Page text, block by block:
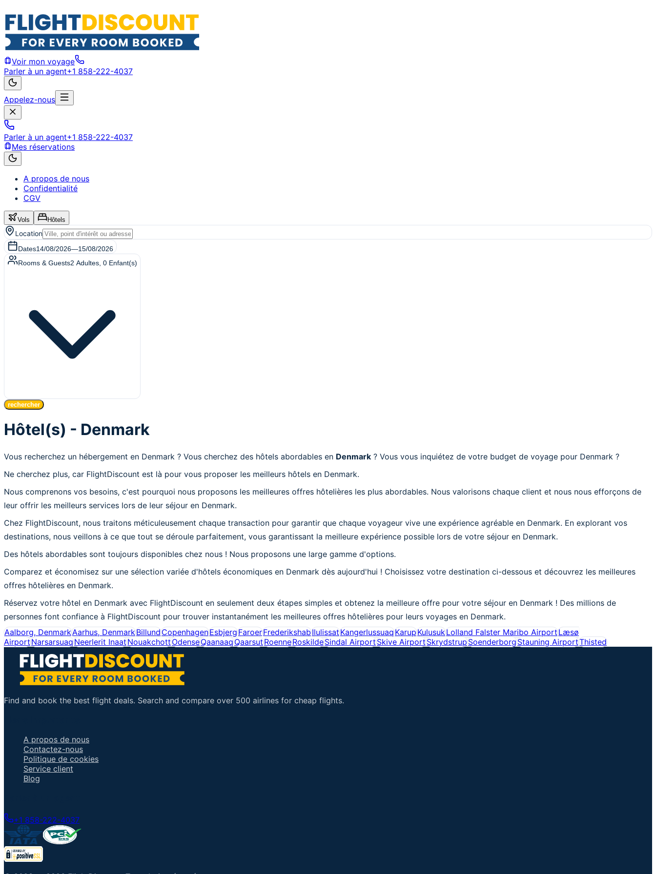
Voir mon voyage
Parler à un agent+1 858-222-4037
Appelez-nous
Parler à un agent+1 858-222-4037
Mes réservations
A propos de nous
Confidentialité
CGV
Vols Hôtels
Location
Dates14/08/2026—15/08/2026
Rooms & Guests2 Adultes 0 Enfant(s)
rechercher
Hôtel(s) - Denmark
Vous recherchez un hébergement en Denmark ? Vous cherchez des hôtels abordables en Denmark ? Vous vous inquiétez de votre budget de voyage pour Denmark ?
Ne cherchez plus, car FlightDiscount est là pour vous proposer les meilleurs hôtels en Denmark.
Nous comprenons vos besoins, c'est pourquoi nous proposons les meilleures offres hôtelières les plus abordables. Nous valorisons chaque client et nous nous efforçons de
leur offrir les meilleurs services lors de leur séjour en Denmark.
Chez FlightDiscount, nous traitons méticuleusement chaque transaction pour garantir que chaque voyageur vive une expérience agréable en Denmark. En explorant vos
destinations, nous veillons à ce que tout se déroule parfaitement, vous garantissant la meilleure expérience possible lors de votre séjour en Denmark.
Des hôtels abordables sont toujours disponibles chez nous ! Nous proposons une large gamme d'options.
Comparez et économisez sur une sélection variée d'hôtels économiques en Denmark dès aujourd'hui ! Choisissez votre destination ci-dessous et découvrez les meilleures
offres hôtelières en Denmark.
Réservez votre hôtel en Denmark avec FlightDiscount en seulement deux étapes simples et obtenez la meilleure offre pour votre séjour en Denmark ! Des millions de
personnes font confiance à FlightDiscount pour trouver instantanément les meilleures offres hôtelières pour leurs voyages en Denmark.
Aalborg, DenmarkAarhus, DenmarkBillundCopenhagenEsbjergFaroerFrederikshabIlulissatKangerlussuaqKarupKulusukLolland Falster Maribo AirportLæsø
AirportNarsarsuaqNeerlerit InaatNouakchottOdenseQaanaaqQaarsutRoenneRoskildeSindal AirportSkive AirportSkrydstrupSoenderborgStauning AirportThisted
Find and book the best flight deals. Search and compare over 500 airlines for cheap flights.
A propos de nous
Contactez-nous
Politique de cookies
Service client
Blog
+1 858-222-4037